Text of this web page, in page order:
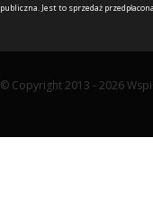
publiczna. Jest to sprzedaż
© Copyright 2013 - 2026